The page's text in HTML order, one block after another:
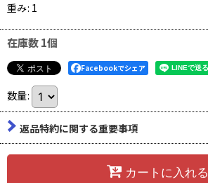
重み: 1
在庫数 1個
Facebookでシェア
数量:
返品特約に関する重要事項
カートに入れる